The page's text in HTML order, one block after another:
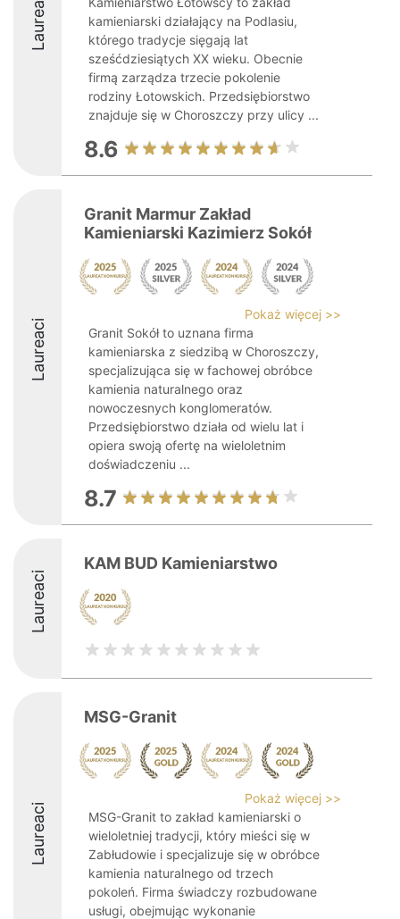
Laureaci
kamieniarski działający na Podlasiu,
którego tradycje sięgają lat
sześćdziesiątych XX wieku. Obecnie
firmą zarządza trzecie pokolenie
rodziny Łotowskich. Przedsiębiorstwo
znajduje się w Choroszczy przy ulicy ...
8.6
Laureaci
Granit Marmur Zakład
Kamieniarski Kazimierz Sokół
Pokaż więcej >>
Granit Sokół to uznana firma
kamieniarska z siedzibą w Choroszczy,
specjalizująca się w fachowej obróbce
kamienia naturalnego oraz
nowoczesnych konglomeratów.
Przedsiębiorstwo działa od wielu lat i
opiera swoją ofertę na wieloletnim
doświadczeniu ...
8.7
Laureaci
KAM BUD Kamieniarstwo
Laureaci
MSG-Granit
Pokaż więcej >>
MSG-Granit to zakład kamieniarski o
wieloletniej tradycji, który mieści się w
Zabłudowie i specjalizuje się w obróbce
kamienia naturalnego od trzech
pokoleń. Firma świadczy rozbudowane
usługi, obejmując wykonanie